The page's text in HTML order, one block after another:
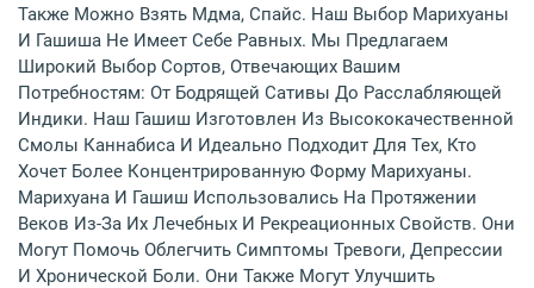
Также Можно Взять Мдма, Спайс. Наш Выбор Марихуаны
И Гашиша Не Имеет Себе Равных. Мы Предлагаем
Широкий Выбор Сортов, Отвечающих Вашим
Потребностям: От Бодрящей Сативы До Расслабляющей
Индики. Наш Гашиш Изготовлен Из Высококачественной
Смолы Каннабиса И Идеально Подходит Для Тех, Кто
Хочет Более Концентрированную Форму Марихуаны.
Марихуана И Гашиш Использовались На Протяжении
Веков Из-За Их Лечебных И Рекреационных Свойств. Они
Могут Помочь Облегчить Симптомы Тревоги, Депрессии
И Хронической Боли. Они Также Могут Улучшить